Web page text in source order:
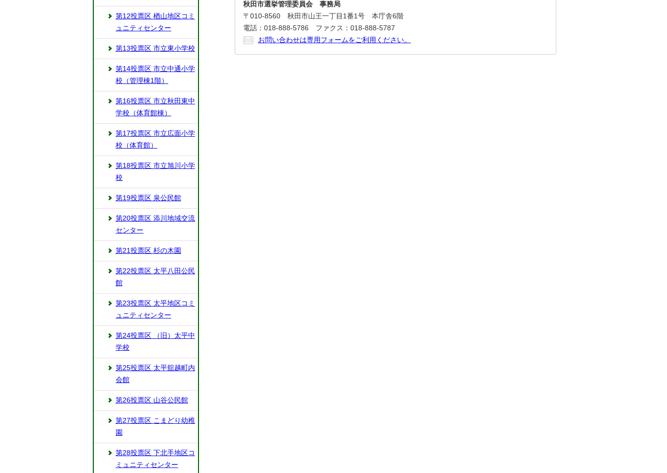
秋田市選挙管理委員会 事務局
〒010-8560 秋田市山王一丁目1番1号 本庁舎6階
電話：018-888-5786 ファクス：018-888-5787
お問い合わせは専用フォームをご利用ください。
第12投票区 楢山地区コミ
ュニティセンター
第13投票区 市立東小学校
第14投票区 市立中通小学
校（管理棟1階）
第16投票区 市立秋田東中
学校（体育館棟）
第17投票区 市立広面小学
校（体育館）
第18投票区 市立旭川小学
校
第19投票区 泉公民館
第20投票区 添川地域交流
センター
第21投票区 杉の木園
第22投票区 太平八田公民
館
第23投票区 太平地区コミ
ュニティセンター
第24投票区 （旧）太平中
学校
第25投票区 太平舘越町内
会館
第26投票区 山谷公民館
第27投票区 こまどり幼稚
園
第28投票区 下北手地区コ
ミュニティセンター